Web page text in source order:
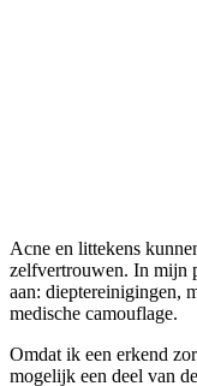
Acne en littekens
zelfvertrouwen. In mijn
aan: dieptereinigingen,
medische camouflage.
Omdat ik een erkend
mogelijk een deel van